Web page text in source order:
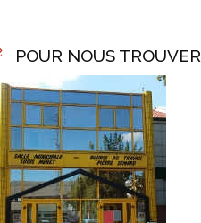
POUR NOUS TROUVER